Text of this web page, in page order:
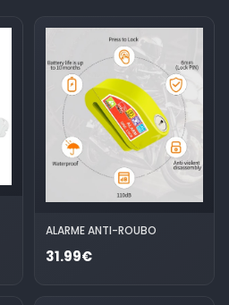
ALARME ANTI-ROUBO
31.99€